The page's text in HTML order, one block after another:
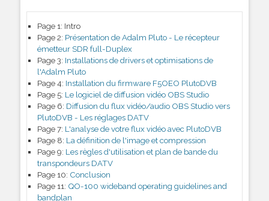
Page 1: Intro
Page 2: Présentation de Adalm Pluto - Le récepteur
émetteur SDR full-Duplex
Page 3: Installations de drivers et optimisations de
l'Adalm Pluto
Page 4: Installation du firmware F5OEO PlutoDVB
Page 5: Le logiciel de diffusion vidéo OBS Studio
Page 6: Diffusion du flux vidéo/audio OBS Studio vers
PlutoDVB - Les réglages DATV
Page 7: L'analyse de votre flux vidéo avec PlutoDVB
Page 8: La définition de l'image et compression
Page 9: Les règles d'utilisation et plan de bande du
transpondeurs DATV
Page 10: Conclusion
Page 11: QO-100 wideband operating guidelines and
bandplan